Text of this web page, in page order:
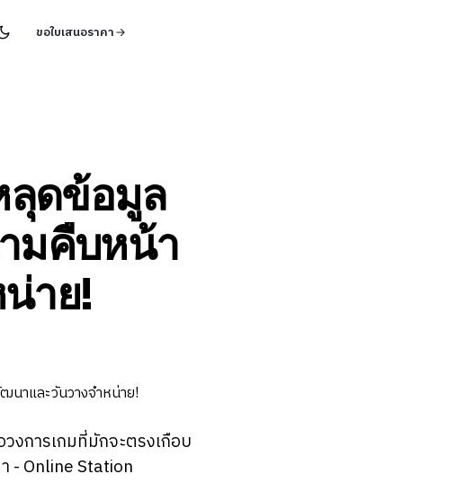
ขอใบเสนอราคา
ดข้อมูล
มคืบหน้า
าย!
งการเกมที่มักจะตรงเกือบ
- Online Station